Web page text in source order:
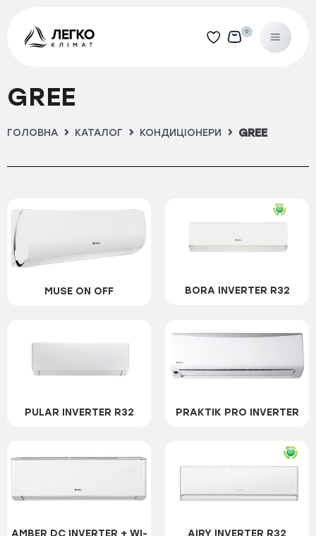
0
GREE
ГОЛОВНА КАТАЛОГ КОНДИЦІОНЕРИ GREE
MUSE ON OFF BORA INVERTER R32
PULAR INVERTER R32 PRAKTIK PRO INVERTER
AMBER DC INVERTER + WI-
AIRY INVERTER R32
Категорії
Кондиціонери
Hisense
Mini Apple Pie Winter
Perla Easy Smart
Tosot
HANSOL Winter Inverter
Intega On Off
Lyra Winter Inverter
Orbis Inverter R32+Wi-Fi